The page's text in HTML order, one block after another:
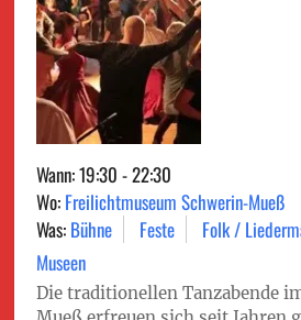
Wann: 19:30 - 22:30
Wo: Freilichtmuseum Schwerin-Mueß
Was: Bühne Feste Folk /
Museen
Die traditionellen Tanzabende